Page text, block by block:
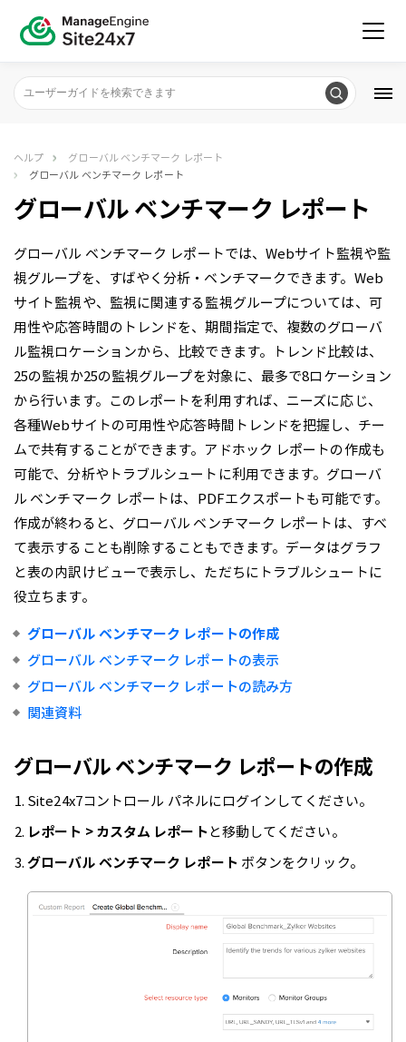
ヘルプ
グローバル ベンチマーク レポート
グローバル ベンチマーク レポート
グローバル ベンチマーク レポート
グローバル ベンチマーク レポートでは、Webサイト監視や監
視グループを、すばやく分析・ベンチマークできます。Web
サイト監視や、監視に関連する監視グループについては、可
用性や応答時間のトレンドを、期間指定で、複数のグローバ
ル監視ロケーションから、比較できます。トレンド比較は、
25の監視か25の監視グループを対象に、最多で8ロケーション
から行います。このレポートを利用すれば、ニーズに応じ、
各種Webサイトの可用性や応答時間トレンドを把握し、チー
ムで共有することができます。アドホック レポートの作成も
可能で、分析やトラブルシュートに利用できます。グローバ
ル ベンチマーク レポートは、PDFエクスポートも可能です。
作成が終わると、グローバル ベンチマーク レポートは、すべ
て表示することも削除することもできます。データはグラフ
と表の内訳けビューで表示し、ただちにトラブルシュートに
役立ちます。
グローバル ベンチマーク レポートの作成
グローバル ベンチマーク レポートの表示
グローバル ベンチマーク レポートの読み方
関連資料
グローバル ベンチマーク レポートの作成
Site24x7コントロール パネルにログインしてください。
レポート > カスタム レポートと移動してください。
グローバル ベンチマーク レポート ボタンをクリック。